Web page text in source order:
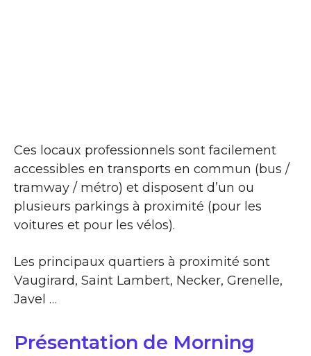
Ces locaux professionnels sont facilement
accessibles en transports en commun (bus /
tramway / métro) et disposent d’un ou
plusieurs parkings à proximité (pour les
voitures et pour les vélos).
Les principaux quartiers à proximité sont
Vaugirard, Saint Lambert, Necker, Grenelle,
Javel …
Présentation de Morning